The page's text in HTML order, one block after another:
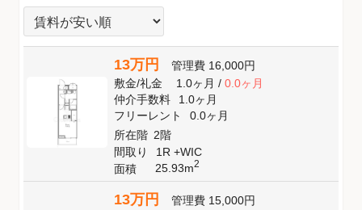
13万円 管理費 16,000円
敷金/礼金 1.0ヶ月/ 0.0ヶ月
仲介手数料
1.0ヶ月
フリーレント
0.0ヶ月
所在階 2階
間取り
1R +WIC
面積
25.93m2
13万円 管理費 15,000円